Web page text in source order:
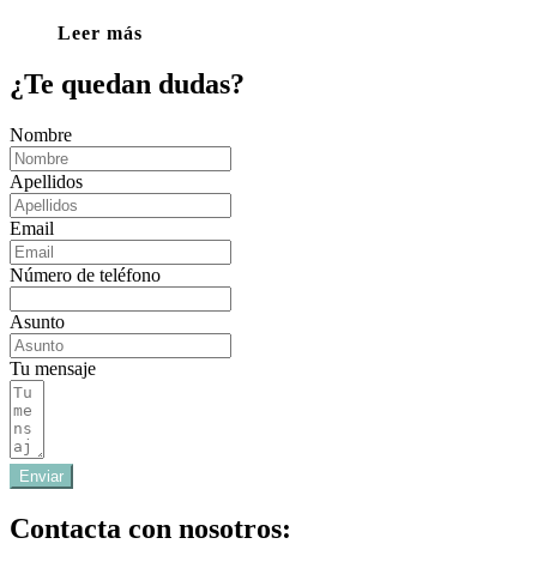
Leer más
¿Te quedan dudas?
Nombre
Apellidos
Email
Número de teléfono
Asunto
Tu mensaje
Enviar
Contacta con nosotros: